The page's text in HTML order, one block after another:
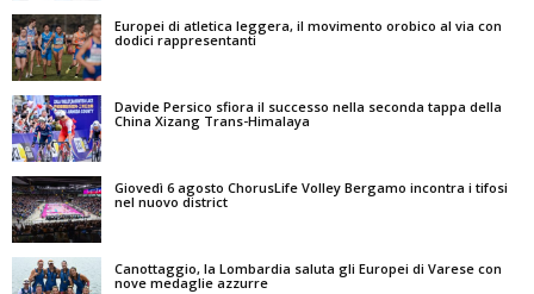
Europei di atletica leggera, il movimento orobico al via con
dodici rappresentanti
Davide Persico sfiora il successo nella seconda tappa della
China Xizang Trans-Himalaya
Giovedì 6 agosto ChorusLife Volley Bergamo incontra i tifosi
nel nuovo district
Canottaggio, la Lombardia saluta gli Europei di Varese con
nove medaglie azzurre